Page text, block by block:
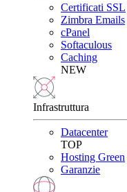
Certificati SSL
Zimbra Emails
cPanel
Softaculous
Caching
NEW
Infrastruttura
Datacenter
TOP
Hosting Green
Garanzie